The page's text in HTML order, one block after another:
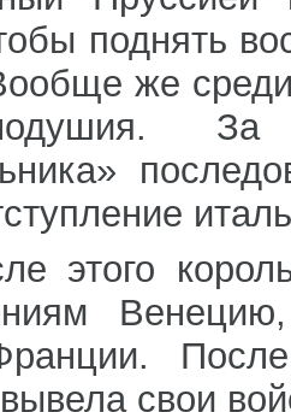
поднять
же среди
За
этого
свои